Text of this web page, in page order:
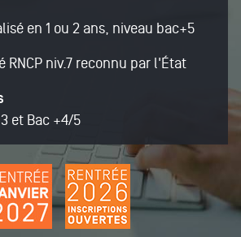
en 1 ou 2 ans, niveau bac+5
RNCP niv.7 reconnu par l'État
et Bac +4/5